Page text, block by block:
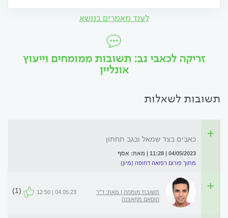
לעוד מאמרים בנושא
זריקה לכאבי גב: תשובות ממומחים וייעוץ
אונליין
תשובות לשאלות
כאבים בצד שמאל ובגב תחתון
04/05/2023 | 11:28 | מאת: אסף
מתוך פורום רפואה דחופה (מיון)
תשובת מומחה | מאת: ד"ר
חוסאם מחאג'נה
04.05.23 | 12:50
(1)